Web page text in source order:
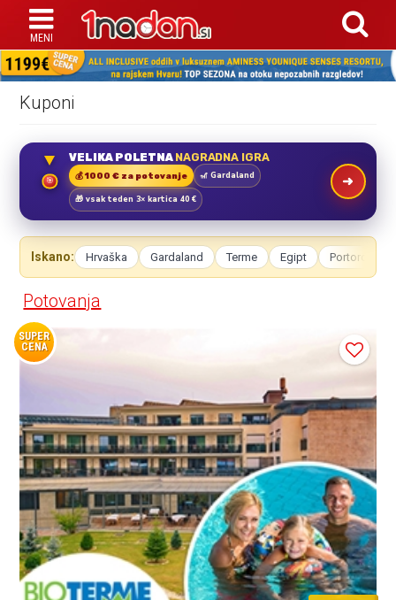
Kuponi
🎯
VELIKA POLETNA NAGRADNA IGRA
💰 1000 € za potovanje 🎢 Gardaland
🎁 vsak teden 3× kartica 40 €
Iskano: Hrvaška Gardaland Terme Egipt Portorož
Potovanja
SUPER
CENA